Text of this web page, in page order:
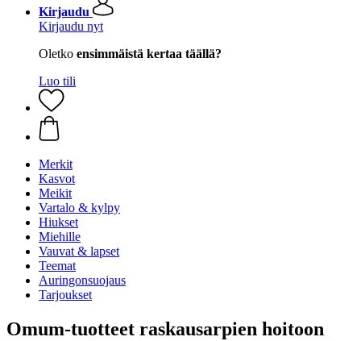
Kirjaudu
Kirjaudu nyt
Oletko ensimmäistä kertaa täällä?
Luo tili
Merkit
Kasvot
Meikit
Vartalo & kylpy
Hiukset
Miehille
Vauvat & lapset
Teemat
Auringonsuojaus
Tarjoukset
Omum-tuotteet raskausarpien hoitoon